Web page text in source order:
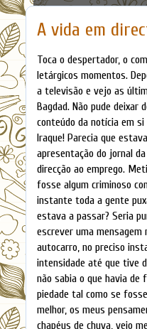
A vida em
Toca o despertador, o
letárgicos momentos.
a televisão e vejo as
Bagdad. Não pude deixar
conteúdo da notícia em
Iraque! Parecia que
apresentação do jornal
direcção ao emprego.
fosse algum criminoso
instante toda a gente
estava a passar? Seria
escrever uma mensagem
autocarro, no preciso
intensidade até que tive
não sabia o que havia
piedade tal como se
melhor, os meus
chapéus de chuva, veio